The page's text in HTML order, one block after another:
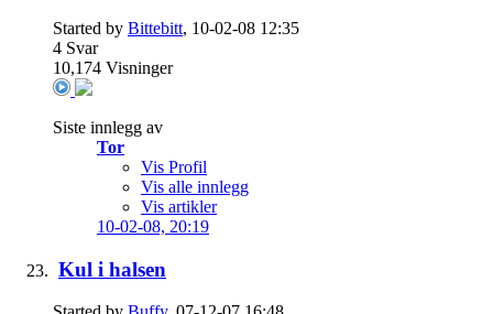
Started by Bittebitt, 10-02-08 12:35
4 Svar
10,174 Visninger
Siste innlegg av
Tor
Vis Profil
Vis alle innlegg
Vis artikler
10-02-08, 20:19
Kul i halsen